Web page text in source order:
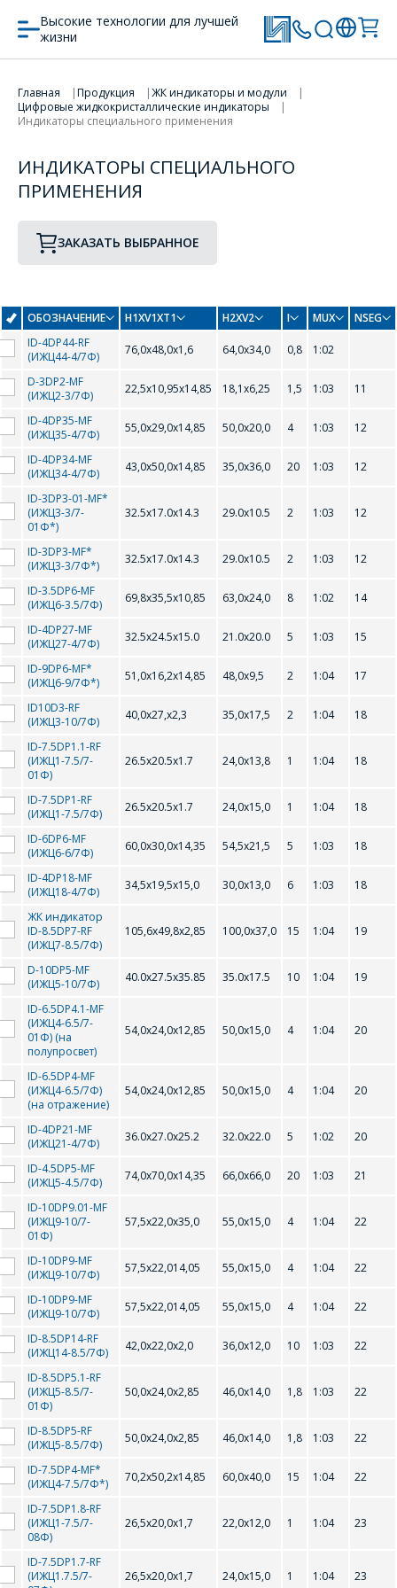
Высокие технологии для лучшей
жизни
Главная Продукция
ЖК индикаторы и модули
Цифровые жидкокристаллические индикаторы
Индикаторы специального применения
ИНДИКАТОРЫ СПЕЦИАЛЬНОГО
ПРИМЕНЕНИЯ
ЗАКАЗАТЬ ВЫБРАННОЕ
ПРОДОЛЖИТЬ ПОКУПКИ
ОБОЗНАЧЕНИЕ H1XV1XT1 H2XV2 I MUX
NSEG
ID-4DP44-RF
(ИЖЦ44-4/7Ф)
76,0х48,0х1,6 64,0х34,0 0,8 1:02
D-3DP2-MF
(ИЖЦ2-3/7Ф)
22,5x10,95x14,85 18,1х6,25 1,5 1:03 11
ID-4DP35-MF
(ИЖЦ35-4/7Ф)
55,0х29,0х14,85 50,0х20,0 4 1:03 12
ID-4DP34-MF
(ИЖЦ34-4/7Ф)
43,0х50,0х14,85 35,0х36,0 20 1:03 12
ID-3DP3-01-MF*
(ИЖЦ3-3/7-
01Ф*)
32.5x17.0x14.3 29.0x10.5 2 1:03 12
ID-3DP3-MF*
(ИЖЦ3-3/7Ф*)
32.5x17.0x14.3 29.0x10.5 2 1:03 12
ID-3.5DP6-MF
(ИЖЦ6-3.5/7Ф)
69,8х35,5х10,85 63,0х24,0 8 1:02 14
ID-4DP27-MF
(ИЖЦ27-4/7Ф)
32.5x24.5x15.0 21.0x20.0 5 1:03 15
ID-9DP6-MF*
(ИЖЦ6-9/7Ф*)
51,0х16,2х14,85 48,0х9,5 2 1:04 17
ID10D3-RF
(ИЖЦ3-10/7Ф)
40,0х27,х2,3 35,0х17,5 2 1:04 18
ID-7.5DP1.1-RF
(ИЖЦ1-7.5/7-
01Ф)
26.5x20.5x1.7 24,0x13,8 1 1:04 18
ID-7.5DP1-RF
(ИЖЦ1-7.5/7Ф)
26.5x20.5x1.7 24,0x15,0 1 1:04 18
ID-6DP6-MF
(ИЖЦ6-6/7Ф)
60,0х30,0х14,35 54,5х21,5 5 1:03 18
ID-4DP18-MF
(ИЖЦ18-4/7Ф)
34,5х19,5х15,0 30,0х13,0 6 1:03 18
ЖК индикатор
ID-8.5DP7-RF
(ИЖЦ7-8.5/7Ф)
105,6х49,8х2,85 100,0х37,0 15 1:04 19
D-10DP5-MF
(ИЖЦ5-10/7Ф)
40.0х27.5х35.85 35.0х17.5 10 1:04 19
ID-6.5DP4.1-MF
(ИЖЦ4-6.5/7-
01Ф) (на
полупросвет)
54,0х24,0х12,85 50,0х15,0 4 1:04 20
ID-6.5DP4-MF
(ИЖЦ4-6.5/7Ф)
(на отражение)
54,0х24,0х12,85 50,0х15,0 4 1:04 20
ID-4DP21-MF
(ИЖЦ21-4/7Ф)
36.0x27.0x25.2 32.0x22.0 5 1:02 20
ID-4.5DP5-MF
(ИЖЦ5-4.5/7Ф)
74,0х70,0х14,35 66,0х66,0 20 1:03 21
ID-10DP9.01-MF
(ИЖЦ9-10/7-
01Ф)
57,5х22,0х35,0 55,0х15,0 4 1:04 22
ID-10DP9-MF
(ИЖЦ9-10/7Ф)
57,5х22,014,05 55,0х15,0 4 1:04 22
ID-10DP9-MF
(ИЖЦ9-10/7Ф)
57,5х22,014,05 55,0х15,0 4 1:04 22
ID-8.5DP14-RF
(ИЖЦ14-8.5/7Ф)
42,0х22,0х2,0 36,0х12,0 10 1:03 22
ID-8.5DP5.1-RF
(ИЖЦ5-8.5/7-
01Ф)
50,0х24,0х2,85 46,0х14,0 1,8 1:03 22
ID-8.5DP5-RF
(ИЖЦ5-8.5/7Ф)
50,0х24,0х2,85 46,0х14,0 1,8 1:03 22
ID-7.5DP4-MF*
(ИЖЦ4-7.5/7Ф*)
70,2х50,2х14,85 60,0х40,0 15 1:04 22
ID-7.5DP1.8-RF
(ИЖЦ1-7.5/7-
08Ф)
26,5х20,0х1,7 22,0х12,0 1 1:04 23
ID-7.5DP1.7-RF
(ИЖЦ1.7.5/7-
26,5х20,0х1,7 24,0x15,0 1 1:04 23
ОФОРМИТЬ ЗАКАЗ
Форма предназначена
лицам
(17) 350-94-32
Укажите
сотрудники компании
вопросам стоимости
и сроков поставки.
Фамилия Имя
Организация
Телефон*
ЗАДАТЬ ВОПРОС
СОТРУДНИКИ
РАДОСТЬЮ
ОТВЕТЯТ НА
ВОПРОСЫ
Ваше имя *
Телефон*
услуга